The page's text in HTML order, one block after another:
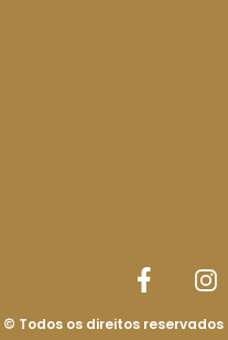
© Todos os direitos reservados